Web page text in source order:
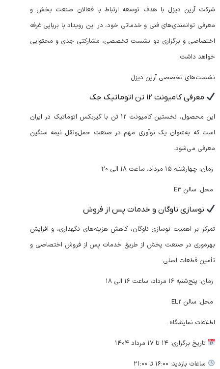
شرکت آرین دیزل با هدف توسعه ارتباط با فعالان صنعت پخش و
معرفی توانمندی‌های فنی و خدماتی خود، در این رویداد با برپایی غرفه
اختصاصی و برگزاری دو نشست تخصصی، مشارکتی جدی و محتوایی
خواهد داشت.
نشست‌های تخصصی آرین دیزل:
معرفی کامیونت ۱۲ تن اتوماتیک جک
این محصول، نخستین کامیونت 12 تن با گیربکس اتوماتیک در ایران
است که به‌عنوان یک نوآوری مهم در صنعت حمل‌ونقل نیمه سنگین
معرفی می‌شود.
زمان: چهارشنبه ۱۵ مرداد، ساعت ۱۸ الی ۲۰
محل: سالن E3
نوسازی ناوگان و خدمات پس از فروش
تمرکز بر اهمیت نوسازی ناوگان، کاهش هزینه‌های نگهداری، و افزایش
بهره‌وری در صنعت پخش از طریق خدمات پس از فروش اختصاصی و
تأمین قطعات اصلی.
زمان: پنج‌شنبه ۱۶ مرداد، ساعت ۱۶ الی ۱۸
محل: سالن EL2
اطلاعات نمایشگاه:
تاریخ برگزاری: ۱۴ تا ۱۷ مرداد ۱۴۰۴
ساعات بازدید: ۱۶:۰۰ تا ۲۱:۰۰